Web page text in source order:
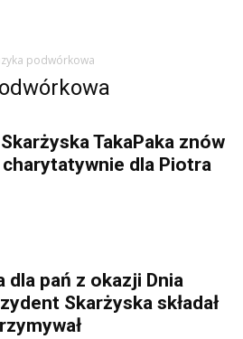
podwórkowa
TakaPaka znów
dla Piotra
dla pań z okazji Dnia
Skarżyska składał